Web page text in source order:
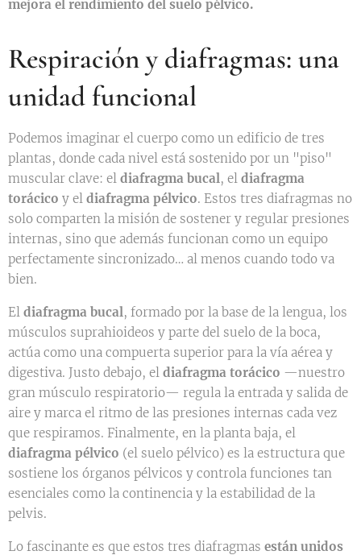
mejora el rendimiento del suelo pélvico.
Respiración y diafragmas: una
unidad funcional
Podemos imaginar el cuerpo como un edificio de tres
plantas, donde cada nivel está sostenido por un "piso"
muscular clave: el diafragma bucal , el diafragma
torácico y el diafragma pélvico. Estos tres diafragmas no
solo comparten la misión de sostener y regular presiones
internas, sino que además funcionan como un equipo
perfectamente sincronizado… al menos cuando todo va
bien.
El diafragma bucal , formado por la base de la lengua, los
músculos suprahioideos y parte del suelo de la boca,
actúa como una compuerta superior para la vía aérea y
digestiva. Justo debajo, el diafragma torácico —nuestro
gran músculo respiratorio— regula la entrada y salida de
aire y marca el ritmo de las presiones internas cada vez
que respiramos. Finalmente, en la planta baja, el
diafragma pélvico (el suelo pélvico) es la estructura que
sostiene los órganos pélvicos y controla funciones tan
esenciales como la continencia y la estabilidad de la
pelvis.
Lo fascinante es que estos tres diafragmas están unidos